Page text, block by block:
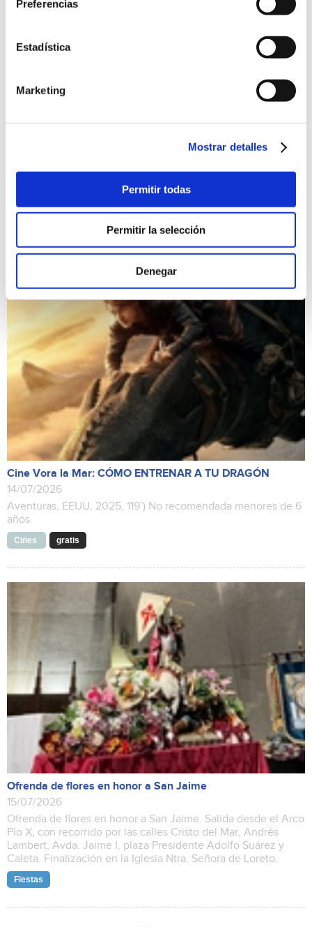
Preferencias
Estadística
Marketing
Mostrar detalles
Permitir todas
Permitir la selección
Denegar
11/07/2026
Presentación de las Fiestas de Moros y Cristians 2026 y
actuación musical
Cine Vora la Mar: CÓMO ENTRENAR A TU DRAGÓN
14/07/2026
Aventuras, EEUU, 2025, 119’) No recomendada menores de 6
años
Cines gratis
Ofrenda de flores en honor a San Jaime
15/07/2026
Ofrenda de flores en honor a San Jaime. Salida desde el Arco
Pío X, con recorrido por las calles Cristo del Mar, Andrés
Lambert, Avda. Jaime I, plaza Presidente Adolfo Suárez y
Caleta. Finalización en la Iglesia Ntra. Señora de Loreto.
Fiestas